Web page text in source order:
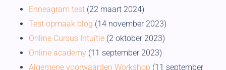
Enneagram test (22 maart 2024)
Test opmaak blog (14 november 2023)
Online Cursus Intuïtie (2 oktober 2023)
Online academy (11 september 2023)
Algemene voorwaarden Workshop (11 september